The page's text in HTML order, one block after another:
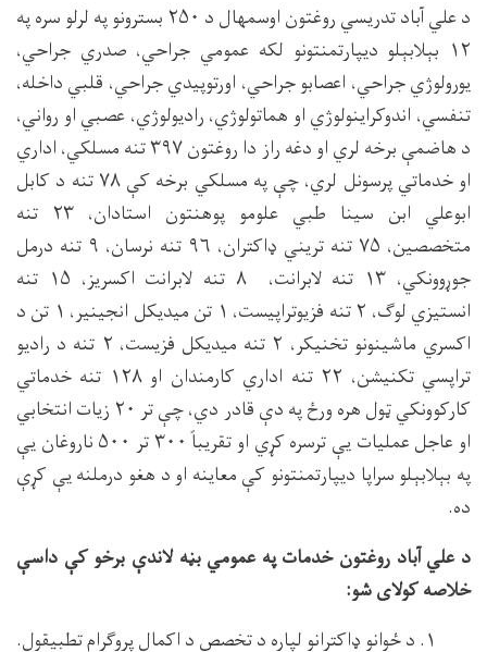
د علي آباد تدریسي روغتون اوسمهال د ۲۵۰ بسترونو په لرلو سره په
۱۲ بېلابېلو دیپارتمنتونو لکه عمومي جراحي، صدري جراحي،
یورولوژي جراحي، اعصابو جراحي، اورتوپیدي جراحي، قلبي داخله،
تنفسي، اندوکراینولوژي او هماتولوژي، رادیولوژي، عصبي او رواني،
د هاضمې برخه لري او دغه راز دا روغتون ۳۹۷ تنه مسلکي، اداري
او خدماتي پرسونل لري، چې په مسلکي برخه کې ۷۸ تنه د کابل
ابوعلي ابن سینا طبي علومو پوهنتون استادان، ۲۳ تنه
متخصصین، ۷۵ تنه تریني ډاکتران، ۹۶ تنه نرسان، ۹ تنه درمل
جوړوونکي، ۱۳ تنه لابرانت، ۸ تنه لابرانت اکسریز، ۱۵ تنه
انستیزي لوګ، ۲ تنه فزیوتراپیست، ۱ تن میدیکل انجینیر، ۱ تن د
اکسري ماشینونو تخنیکر، ۲ تنه میدیکل فزیست، ۲ تنه د رادیو
تراپسي تکنیشن، ۲۲ تنه اداري کارمندان او ۱۲۸ تنه خدماتي
کارکوونکي ټول هره ورځ په دې قادر دي، چې تر ۲۰ زیات انتخابي
او عاجل عملیات یې ترسره کړي او تقریباً ۳۰۰ تر ۵۰۰ ناروغان یې
په بېلابېلو سراپا دیپارتمنتونو کې معاینه او د هغو درملنه یې کړې
ده.
د علي آباد روغتون خدمات په عمومي بڼه لاندې برخو کې داسې
خلاصه کولای شو: